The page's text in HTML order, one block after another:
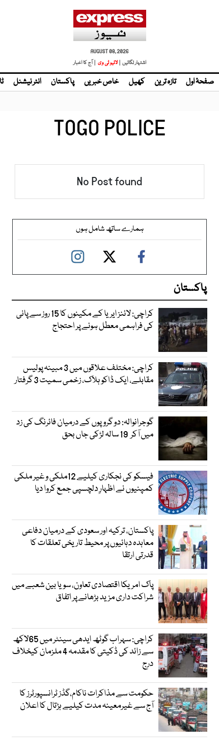
AUGUST 08, 2026
اشتہار لگائیں | لائیو ٹی وی | آج کا اخبار
صفحۂ اول تازہ ترین کھیل خاص خبریں پاکستان انٹر نیشنل
TOGO POLICE
No Post found
ہمارے ساتھ شامل ہوں
پاکستان
کراچی: لائنز ایریا کے مکینوں کا 15 روز سے پانی
کی فراہمی معطل ہونے پر احتجاج
کراچی: مختلف علاقوں میں 3 مبینہ پولیس
مقابلے، ایک ڈاکو ہلاک، زخمی سمیت 3 گرفتار
گوجرانوالہ: دو گروپوں کے درمیان فائرنگ کی زد
میں آکر 19 سالہ لڑکی جاں بحق
فیسکو کی نجکاری کیلیے 12ملکی و غیر ملکی
کمپنیوں نے اظہارِ دلچسپی جمع کروا دیا
پاکستان، ترکیہ اور سعودی کے درمیان دفاعی
معاہدہ دہائیوں پر محیط تاریخی تعلقات کا
قدرتی ارتقا
پاک امریکا اقتصادی تعاون، سویا بین شعبے میں
شراکت داری مزید بڑھانے پر اتفاق
کراچی: سہراب گوٹھ ایدھی سینٹر میں 65لاکھ
سے زائد کی ڈکیتی کا مقدمہ 4 ملزمان کیخلاف
درج
حکومت سے مذاکرات ناکام،گڈز ٹرانسپورٹرز کا
آج سے غیرمعینہ مدت کیلیے ہڑتال کا اعلان